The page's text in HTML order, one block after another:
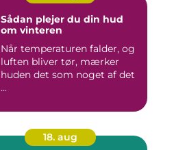
Sådan plejer du din hud
om vinteren
Når temperaturen falder, og
luften bliver tør, mærker
huden det som noget af det
...
18. aug